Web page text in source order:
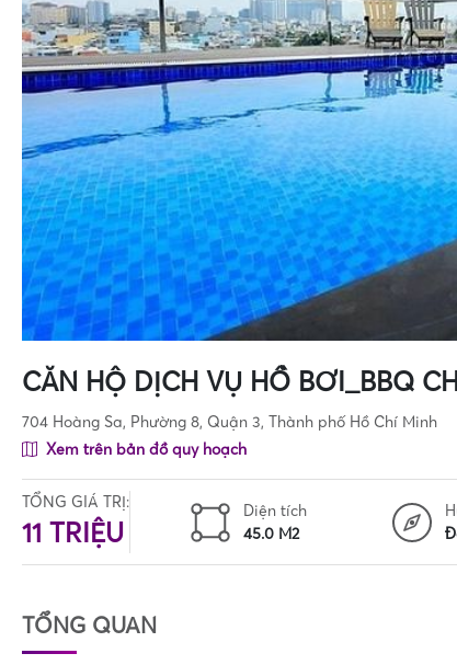
CĂN HỘ DỊCH VỤ HỒ BƠI_BBQ
704 Hoàng Sa, Phường 8, Quận 3, Thành phố Hồ Chí Minh
Xem trên bản đồ quy hoạch
TỔNG GIÁ TRỊ:
11 TRIỆU
Diện tích
45.0 M2
TỔNG QUAN